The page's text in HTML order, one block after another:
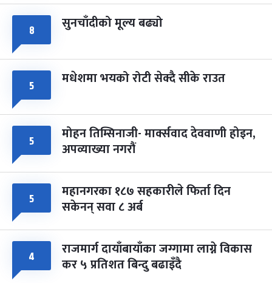
८ सुनचाँदीको मूल्य बढ्यो
५ मधेशमा भयको रोटी सेक्दै सीके राउत
५ मोहन तिम्सिनाजी- मार्क्सवाद देववाणी होइन,
अपव्याख्या नगरौं
५ महानगरका १८७ सहकारीले फिर्ता दिन
सकेनन् सवा ८ अर्ब
४ राजमार्ग दायाँबायाँका जग्गामा लाग्ने विकास
कर ५ प्रतिशत बिन्दु बढाइँदै